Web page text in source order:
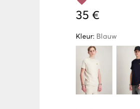
35 €
Kleur: Blauw